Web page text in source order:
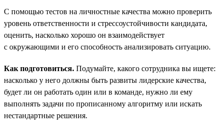
С помощью тестов на личностные качества можно проверить
уровень ответственности и стрессоустойчивости кандидата,
оценить, насколько хорошо он взаимодействует
с окружающими и его способность анализировать ситуацию.
Как подготовиться. Подумайте, какого сотрудника вы ищете:
насколько у него должны быть развиты лидерские качества,
будет ли он работать один или в команде, нужно ли ему
выполнять задачи по прописанному алгоритму или искать
нестандартные решения.